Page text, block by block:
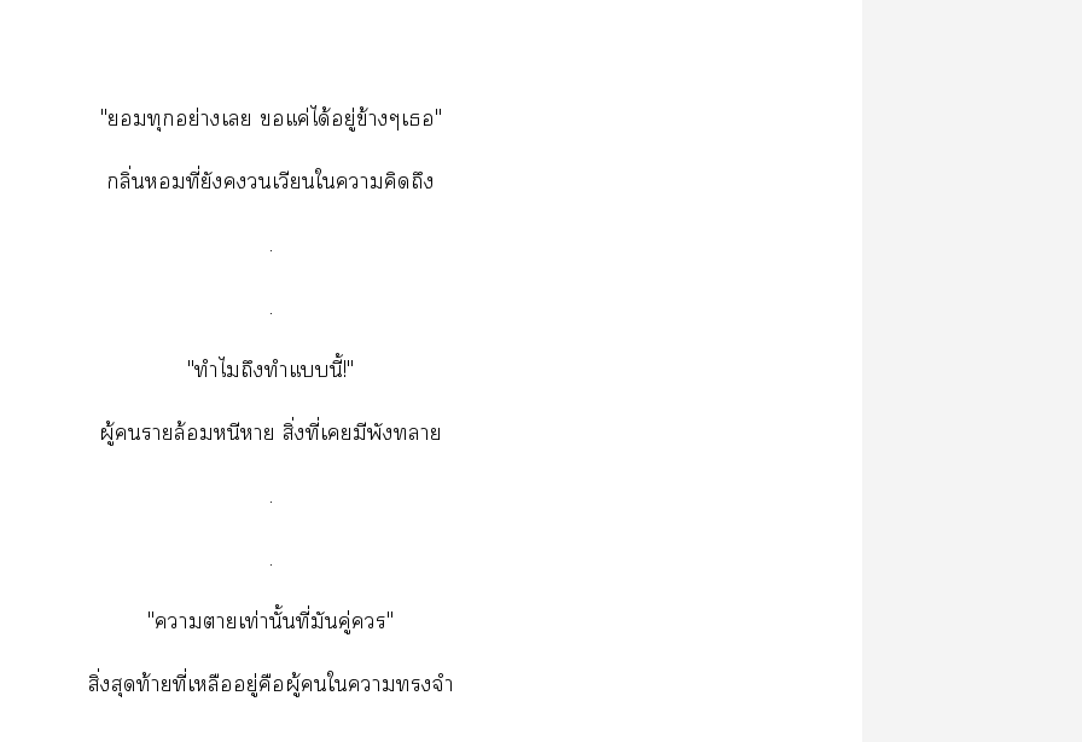
"ยอมทุกอย่างเลย ขอแค่ได้อยู่ข้างๆเธอ"
กลิ่นหอมที่ยังคงวนเวียนในความคิดถึง
.
.
"ทำไมถึงทำแบบนี้!"
ผู้คนรายล้อมหนีหาย สิ่งที่เคยมีพังทลาย
.
.
"ความตายเท่านั้นที่มันคู่ควร"
สิ่งสุดท้ายที่เหลืออยู่คือผู้คนในความทรงจำ